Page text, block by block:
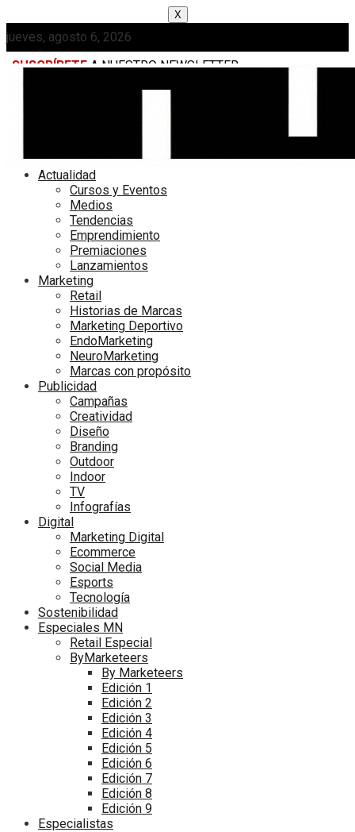
X
jueves, agosto 6, 2026
SUSCRÍBETE A NUESTRO NEWSLETTER
Actualidad
Cursos y Eventos
Medios
Tendencias
Emprendimiento
Premiaciones
Lanzamientos
Marketing
Retail
Historias de Marcas
Marketing Deportivo
EndoMarketing
NeuroMarketing
Marcas con propósito
Publicidad
Campañas
Creatividad
Diseño
Branding
Outdoor
Indoor
TV
Infografías
Digital
Marketing Digital
Ecommerce
Social Media
Esports
Tecnología
Sostenibilidad
Especiales MN
Retail Especial
ByMarketeers
By Marketeers
Edición 1
Edición 2
Edición 3
Edición 4
Edición 5
Edición 6
Edición 7
Edición 8
Edición 9
Especialistas